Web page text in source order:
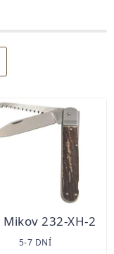
Mikov 232-XH-2
5-7 DNÍ